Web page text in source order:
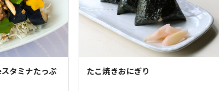
タミナたっぷ
たこ焼きおにぎり